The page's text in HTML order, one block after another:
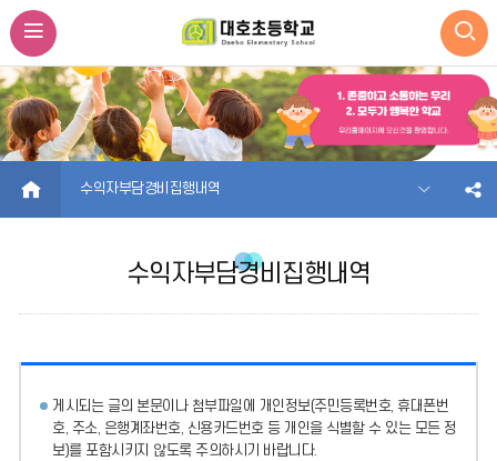
HOME 수익자부담경비집행내역
수익자부담경비집행내역
게시되는 글의 본문이나 첨부파일에
개인정보(주민등록번호, 휴대폰번
호, 주소, 은행계좌번호, 신용카드번호 등 개인을 식별할 수 있는 모든 정
보)를 포함시키지 않도록 주의하시기 바랍니다.